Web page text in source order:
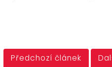
Předchozí článek